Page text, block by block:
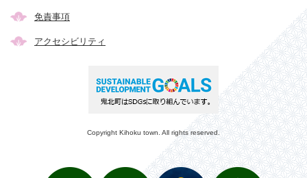
き
免責事項
アクセシビリティ
Copyright Kihoku town. All rights reserved.